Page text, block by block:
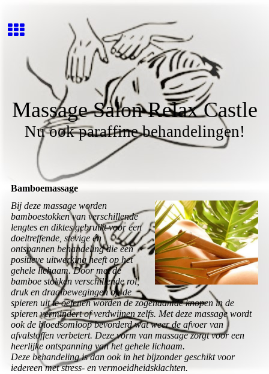
Massage Salon Relax Castle
Nu ook paraffine behandelingen!
Bamboemassage
Bij deze massage worden
bamboestokken van verschillende
lengtes en diktes gebruikt voor een
doeltreffende, stevige én
ontspannen behandeling die een
positieve uitwerking heeft op het
gehele lichaam. Door met de
bamboe stokken verschillende rol,
druk en draaibewegingen op de
spieren uit te oefenen worden de zogenaamde knopen in de
spieren vermindert of verdwijnen zelfs. Met deze massage wordt
ook de bloedsomloop bevorderd wat weer de afvoer van
afvalstoffen verbetert. Deze vorm van massage zorgt voor een
heerlijke ontspanning van het gehele lichaam.
Deze behandeling is dan ook in het bijzonder geschikt voor
iedereen met stress- en vermoeidheidsklachten.